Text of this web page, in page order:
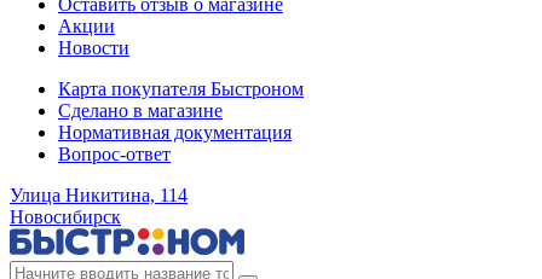
Оставить отзыв о магазине
Акции
Новости
Карта покупателя Быстроном
Сделано в магазине
Нормативная документация
Вопрос-ответ
Улица Никитина, 114
Новосибирск